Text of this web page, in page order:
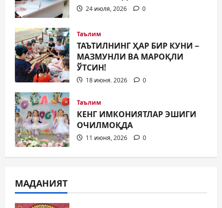
24 июля, 2026 0
Таълим
ТАЪТИЛНИНГ ҲАР БИР КУНИ –
МАЗМУНЛИ ВА МАРОҚЛИ
ЎТСИН!
18 июня, 2026 0
Таълим
КЕНГ ИМКОНИЯТЛАР ЭШИГИ
ОЧИЛМОҚДА
11 июня, 2026 0
МАДАНИЯТ